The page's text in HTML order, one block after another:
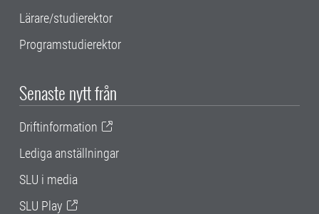
Lärare/studierektor
Programstudierektor
Senaste nytt från
Driftinformation
Lediga anställningar
SLU i media
SLU Play